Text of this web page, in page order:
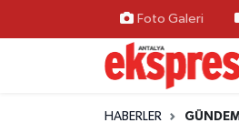
Foto Galeri
HABERLER
ÖZEL HABER
GÜNDEM
Nöbetçi Eczaneler
Hava Durumu